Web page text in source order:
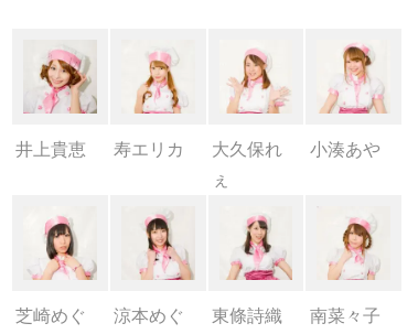
井上貴恵 寿エリカ
大久保れ
ぇ
小湊あや
芝崎めぐ
涼本めぐ
東條詩織 南菜々子